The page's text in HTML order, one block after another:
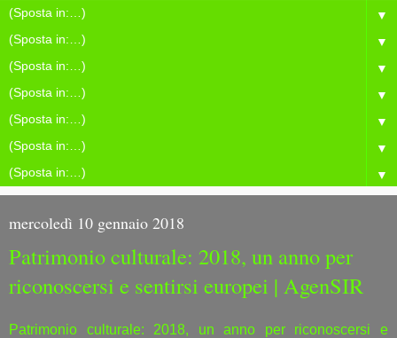
▼
▼
▼
▼
▼
▼
▼
mercoledì 10 gennaio 2018
Patrimonio culturale: 2018, un anno per
riconoscersi e sentirsi europei | AgenSIR
Patrimonio culturale: 2018, un anno per riconoscersi e